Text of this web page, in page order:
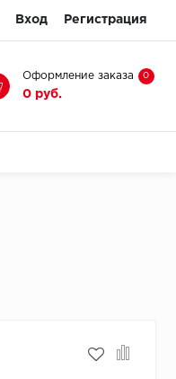
Вход Регистрация
Оформление заказа 0
0 руб.